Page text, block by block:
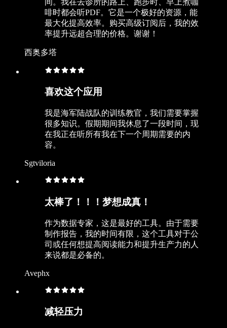
啡时都会听PDF。它是一个极好的资源，能
最大化提高效率。购买高级订阅后，我的效
率提升远超合理的价格。谢谢！
西奥多塔
喜欢这个应用
我是海军陆战队的训练教官，我们需要掌握
很多知识。假期期间我休息了一段时间，现
在我正在听所有我在下一个周期需要的内
容。
Sgtviloria
太棒了！！！梦想成真！
作为数据专家，这是最好的工具。由于需要
制作报告，我的时间有限，这个工具对于公
司或任何想提高阅读能力和提升生产力的人
来说都是必备的。
Avephx
减轻压力